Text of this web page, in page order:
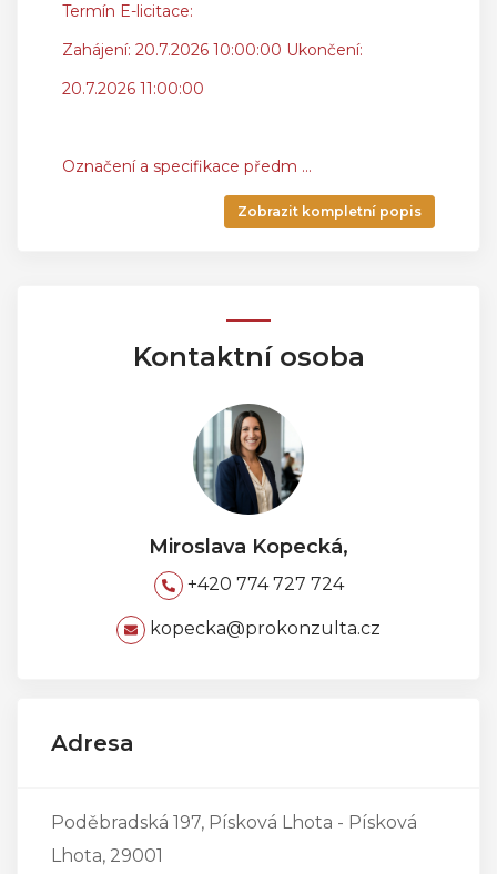
Termín E-licitace:
Zahájení: 20.7.2026 10:00:00 Ukončení:
20.7.2026 11:00:00
Označení a specifikace předm ...
Zobrazit kompletní popis
Kontaktní osoba
Miroslava Kopecká,
+420 774 727 724
kopecka@prokonzulta.cz
Adresa
Poděbradská 197, Písková Lhota - Písková
Lhota, 29001